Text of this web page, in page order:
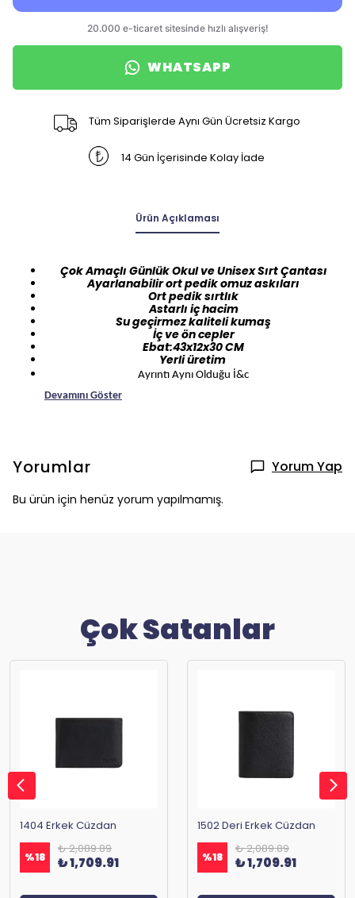
WHATSAPP
Tüm Siparişlerde Aynı Gün Ücretsiz Kargo
14 Gün İçerisinde Kolay İade
Ürün Açıklaması
Çok Amaçlı Günlük Okul ve Unisex Sırt Çantası
Ayarlanabilir ort pedik omuz askıları
Ort pedik sırtlık
Astarlı iç hacim
Su geçirmez kaliteli kumaş
İç ve ön cepler
Ebat:43x12x30 CM
Yerli üretim
Ayrıntı Aynı Olduğu İ&c
Devamını Göster
Yorumlar Yorum Yap
Bu ürün için henüz yorum yapılmamış.
Çok Satanlar
1404 Erkek Cüzdan
%18
₺ 2,089.89
₺ 1,709.91
1502 Deri Erkek Cüzdan
%18
₺ 2,089.89
₺ 1,709.91